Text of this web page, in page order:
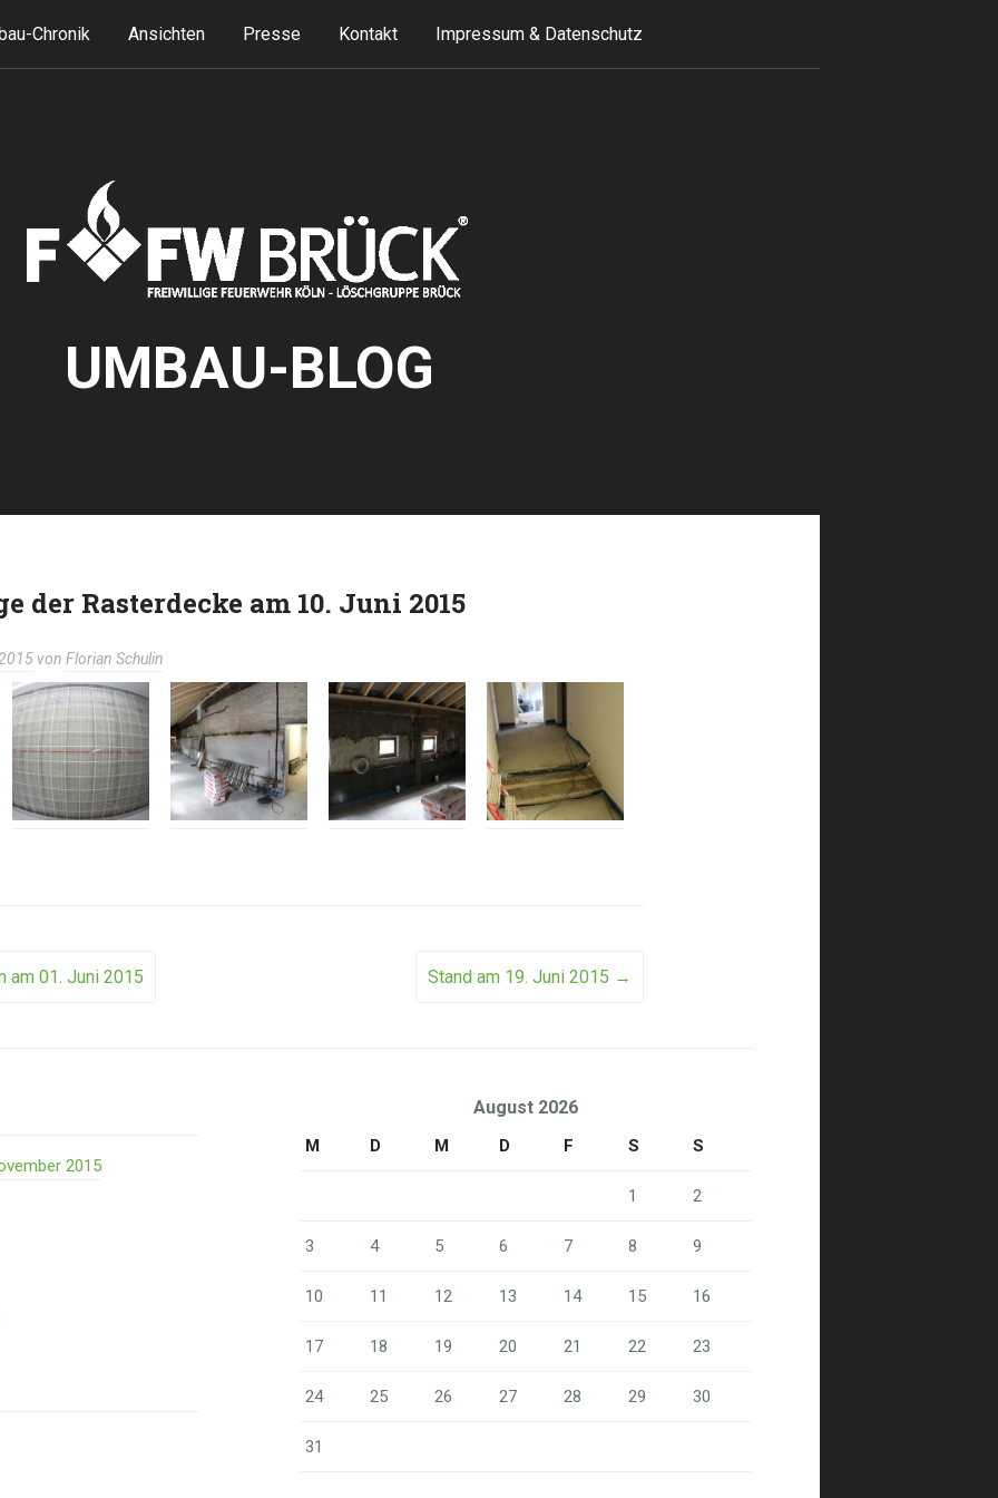
Chronik Ansichten Presse Kontakt Impressum & Datenschutz
UMBAU-BLOG
der Rasterdecke am 10. Juni 2015
von Florian Schulin
am 01. Juni 2015 Stand am 19. Juni 2015 →
2015
August 2026
M D M D F S S
1 2
3 4 5 6 7 8 9
10 11 12 13 14 15 16
17 18 19 20 21 22 23
24 25 26 27 28 29 30
31